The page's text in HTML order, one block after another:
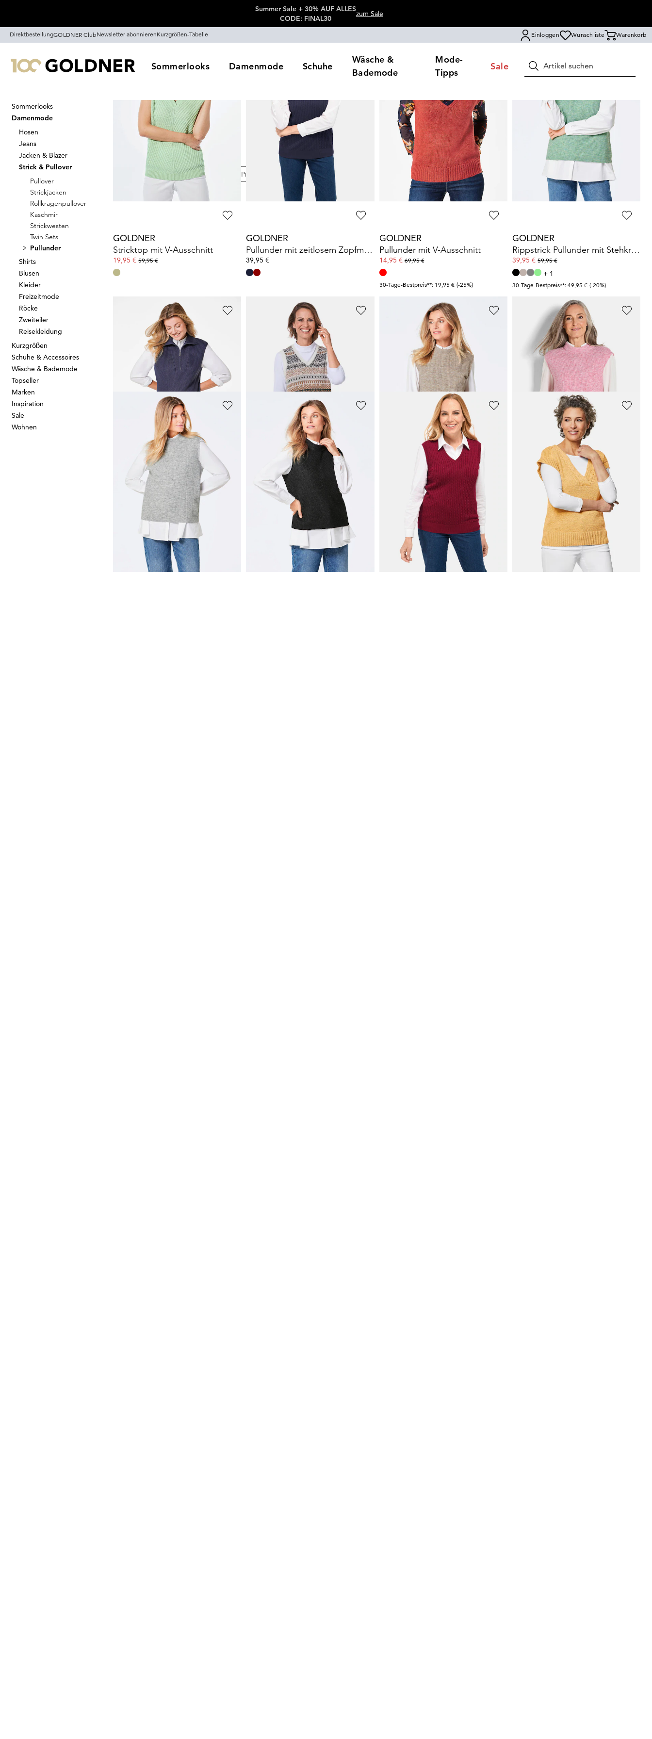
Summer Sale + 30% AUF ALLES
CODE: FINAL30
zum Sale
DirektbestellungGOLDNER ClubNewsletter abonnierenKurzgrößen-Tabelle Einloggen Wunschliste Warenkorb
Sommerlooks Damenmode Schuhe
Wäsche &
Bademode
Mode-
Tipps
Sale Suchen
Sommerlooks
Damenmode
Hosen
Jeans
Jacken & Blazer
Strick & Pullover
Pullover
Strickjacken
Rollkragenpullover
Kaschmir
Strickwesten
Twin Sets
Pullunder
Shirts
Blusen
Kleider
Freizeitmode
Röcke
Zweiteiler
Reisekleidung
Kurzgrößen
Schuhe & Accessoires
Wäsche & Bademode
Topseller
Marken
Inspiration
Sale
Wohnen
Startseite Damenmode Strick & Pullover Pullunder
Pullunder 12Artikel
Sortieren Sale Farben Preis
GOLDNER
Stricktop mit V-Ausschnitt
19,95 € 59,95 €
GOLDNER
Pullunder mit zeitlosem Zopfmuster
39,95 €
GOLDNER
Pullunder mit V-Ausschnitt
14,95 €69,95 €
30-Tage-Bestpreis**: 19,95 € (-25%)
GOLDNER
Rippstrick Pullunder mit Stehkragen
39,95 €59,95 €
+ 1
30-Tage-Bestpreis**: 49,95 € (-20%)
GOLDNER
59,95 €
30-Tage-Bestpreis**: 49,95 € (-20%)
GOLDNER
59,95 €
30-Tage-Bestpreis**: 49,95 € (-20%)
GOLDNER
59,95 €
+ 1
30-Tage-Bestpreis**: 49,95 € (-20%)
GOLDNER
39,95 € 59,95 €
+ 1
30-Tage-Bestpreis**: 49,95 € (-20%)
59,95 €
+ 1
30-Tage-Bestpreis**: 49,95 € (-20%)
GOLDNER
59,95 €
30-Tage-Bestpreis**: 49,95 € (-20%)
69,95 €
30-Tage-Bestpreis**: 39,95 € (-25%)